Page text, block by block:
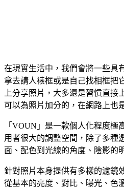
在現實生活中，我們會將一些具
拿去請人裱框或是自己找相框把
上分享照片，大多還是習慣直接
可以為照片加分的，在網路上也
「VOUN」是一款個人化程度極
用者很大的調整空間，除了多種
面、配色到光線的角度、陰影的
針對照片本身提供有多樣的濾鏡
從基本的亮度、對比、曝光、色